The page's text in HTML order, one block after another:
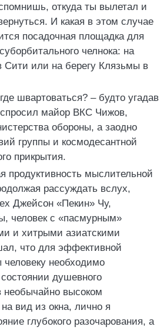
откуда ты вылетал и
И какая в этом случае
посадочная площадка для
челнока: на
Сити или на берегу Клязьмы в
швартоваться? – будто угадав
майор ВКС Чижов,
обороны, а заодно
группы и космодесантной
прикрытия.
продуктивность мыслительной
рассуждать вслух,
Джейсон «Пекин» Чу,
человек с «пасмурным»
и хитрыми азиатскими
что для эффективной
необходимо
душевного
необычайно высоком
вид из окна, лично я
глубокого разочарования, а